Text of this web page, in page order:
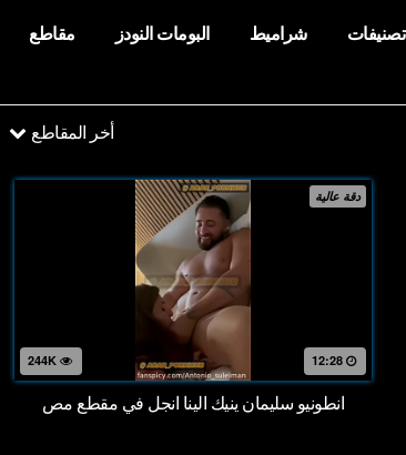
مقاطع البومات النودز شراميط تصنيفات
أخر المقاطع
دقة عالية
12:28
انطونيو سليمان ينيك الينا انجل في مقطع مص